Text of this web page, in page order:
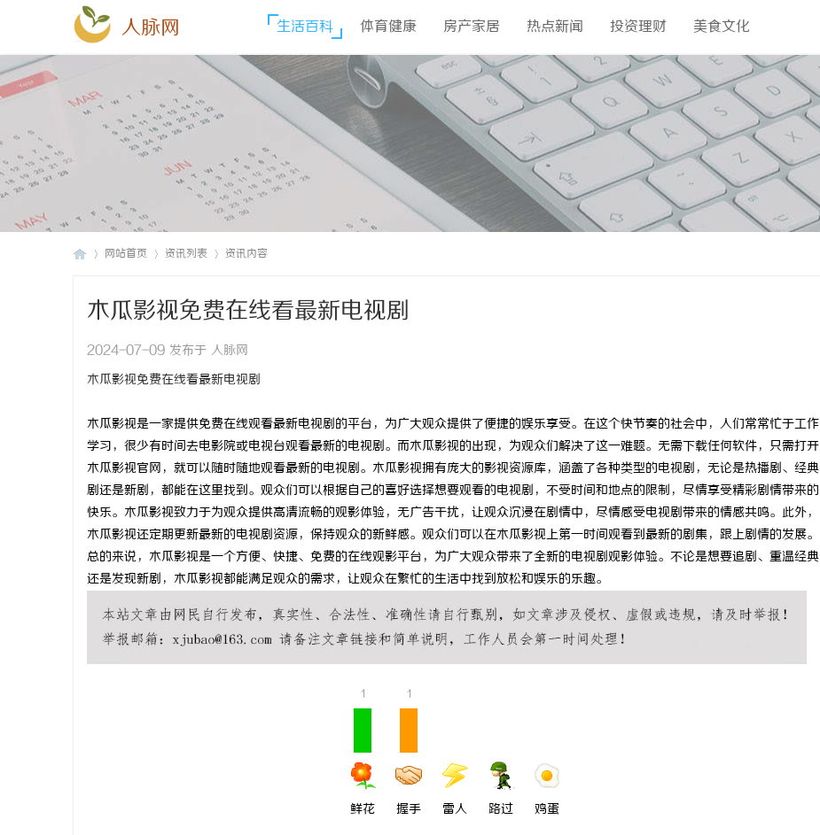
人脉网 生活百科 体育健康 房产家居 热点新闻 投资理财 美食文化
网站首页 资讯列表 资讯内容
木瓜影视免费在线看最新电视剧
2024-07-09 发布于 人脉网
木瓜影视免费在线看最新电视剧
木瓜影视是一家提供免费在线观看最新电视剧的平台，为广大观众提供了便捷的娱乐享受。在这个快节奏的社会中，人们常常忙于工作
学习，很少有时间去电影院或电视台观看最新的电视剧。而木瓜影视的出现，为观众们解决了这一难题。无需下载任何软件，只需打开
木瓜影视官网，就可以随时随地观看最新的电视剧。木瓜影视拥有庞大的影视资源库，涵盖了各种类型的电视剧，无论是热播剧、经典
剧还是新剧，都能在这里找到。观众们可以根据自己的喜好选择想要观看的电视剧，不受时间和地点的限制，尽情享受精彩剧情带来的
快乐。木瓜影视致力于为观众提供高清流畅的观影体验，无广告干扰，让观众沉浸在剧情中，尽情感受电视剧带来的情感共鸣。此外，
木瓜影视还定期更新最新的电视剧资源，保持观众的新鲜感。观众们可以在木瓜影视上第一时间观看到最新的剧集，跟上剧情的发展。
总的来说，木瓜影视是一个方便、快捷、免费的在线观影平台，为广大观众带来了全新的电视剧观影体验。不论是想要追剧、重温经典
还是发现新剧，木瓜影视都能满足观众的需求，让观众在繁忙的生活中找到放松和娱乐的乐趣。
1
鲜花
1
握手 雷人 路过 鸡蛋
干燥症患者口干眼燥熬多年，一个周期缓过